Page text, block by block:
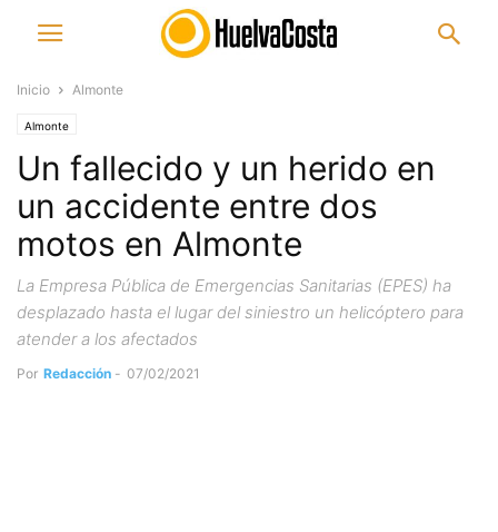
Inicio Almonte
Almonte
Un fallecido y un herido en
un accidente entre dos
motos en Almonte
La Empresa Pública de Emergencias Sanitarias (EPES) ha
desplazado hasta el lugar del siniestro un helicóptero para
atender a los afectados
Por Redacción - 07/02/2021